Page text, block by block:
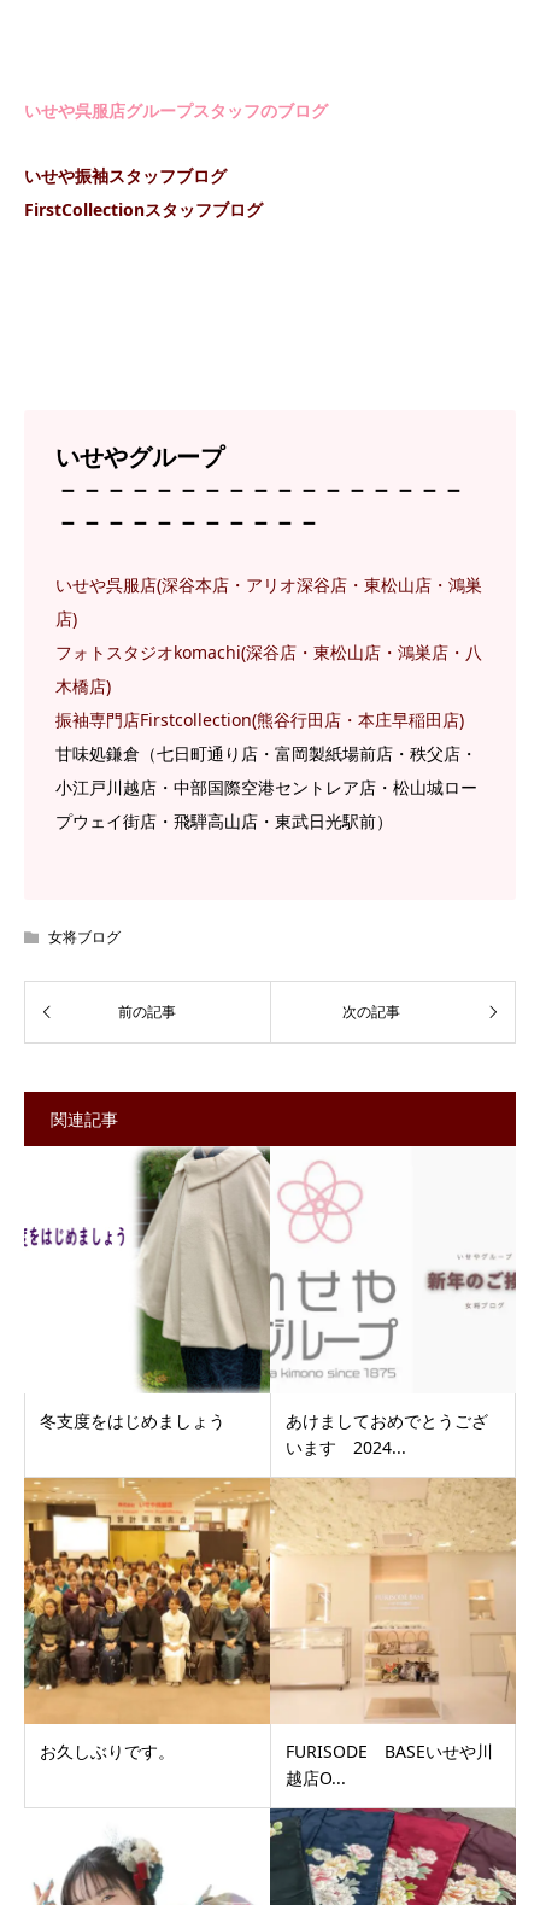
いせや呉服店グループスタッフのブログ
いせや振袖スタッフブログ
FirstCollectionスタッフブログ
いせやグループ
－－－－－－－－－－－－－－－－－
－－－－－－－－－－－
いせや呉服店(深谷本店・アリオ深谷店・東松山店・鴻巣
店)
フォトスタジオkomachi(深谷店・東松山店・鴻巣店・八
木橋店)
振袖専門店Firstcollection(熊谷行田店・本庄早稲田 店)
甘味処鎌倉（七日町通り店・富岡製紙場前店・秩父店・
小江戸川越店・中部国際空港セントレア店・松山城ロー
プウェイ街店・飛騨高山店・東武日光駅前）
女将ブログ
関連記事
冬支度をはじめましょう
あけましておめでとうござ
います 2024...
お久しぶりです。
FURISODE BASEいせや川
越店O...